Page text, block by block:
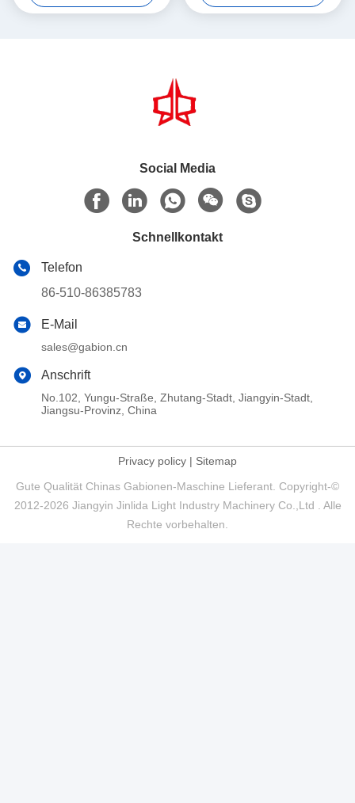
Production Equipment
Mesh Equipment
Social Media
Schnellkontakt
Telefon
86-510-86385783
E-Mail
sales@gabion.cn
Anschrift
No.102, Yungu-Straße, Zhutang-Stadt, Jiangyin-Stadt,
Jiangsu-Provinz, China
Privacy policy | Sitemap
Gute Qualität Chinas Gabionen-Maschine Lieferant. Copyright-©
2012-2026 Jiangyin Jinlida Light Industry Machinery Co.,Ltd . Alle
Rechte vorbehalten.